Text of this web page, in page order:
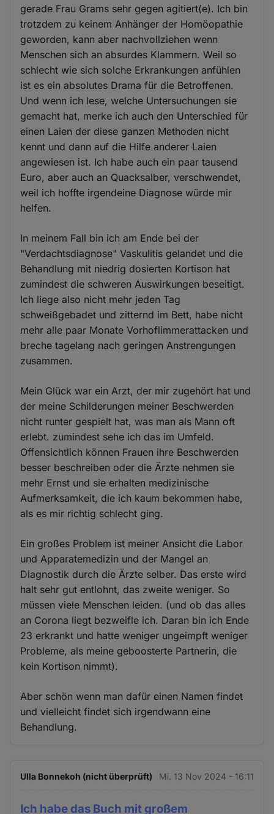
gerade Frau Grams sehr gegen agitiert(e). Ich bin
trotzdem zu keinem Anhänger der Homöopathie
geworden, kann aber nachvollziehen wenn
Menschen sich an absurdes Klammern. Weil so
schlecht wie sich solche Erkrankungen anfühlen
ist es ein absolutes Drama für die Betroffenen.
Und wenn ich lese, welche Untersuchungen sie
gemacht hat, merke ich auch den Unterschied für
einen Laien der diese ganzen Methoden nicht
kennt und dann auf die Hilfe anderer Laien
angewiesen ist. Ich habe auch ein paar tausend
Euro, aber auch an Quacksalber, verschwendet,
weil ich hoffte irgendeine Diagnose würde mir
helfen.
In meinem Fall bin ich am Ende bei der
"Verdachtsdiagnose" Vaskulitis gelandet und die
Behandlung mit niedrig dosierten Kortison hat
zumindest die schweren Auswirkungen beseitigt.
Ich liege also nicht mehr jeden Tag
schweißgebadet und zitternd im Bett, habe nicht
mehr alle paar Monate Vorhoflimmerattacken und
breche tagelang nach geringen Anstrengungen
zusammen.
Mein Glück war ein Arzt, der mir zugehört hat und
der meine Schilderungen meiner Beschwerden
nicht runter gespielt hat, was man als Mann oft
erlebt. zumindest sehe ich das im Umfeld.
Offensichtlich können Frauen ihre Beschwerden
besser beschreiben oder die Ärzte nehmen sie
mehr Ernst und sie erhalten medizinische
Aufmerksamkeit, die ich kaum bekommen habe,
als es mir richtig schlecht ging.
Ein großes Problem ist meiner Ansicht die Labor
und Apparatemedizin und der Mangel an
Diagnostik durch die Ärzte selber. Das erste wird
halt sehr gut entlohnt, das zweite weniger. So
müssen viele Menschen leiden. (und ob das alles
an Corona liegt bezweifle ich. Daran bin ich Ende
23 erkrankt und hatte weniger ungeimpft weniger
Probleme, als meine geboosterte Partnerin, die
kein Kortison nimmt).
Aber schön wenn man dafür einen Namen findet
und vielleicht findet sich irgendwann eine
Behandlung.
Ulla Bonnekoh (nicht überprüft) Mi. 13 Nov 2024 - 16:11
Ich habe das Buch mit großem